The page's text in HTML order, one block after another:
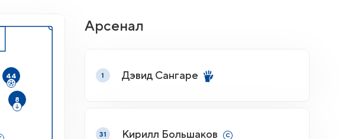
44
8
Арсенал
1 Дэвид Сангаре
31 Кирилл Большаков